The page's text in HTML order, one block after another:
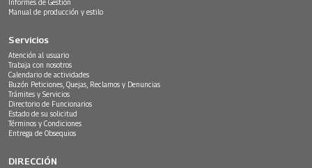
Informes de Gestión
Manual de producción y estilo
Servicios
Atención al usuario
Trabaja con nosotros
Calendario de actividades
Buzón Peticiones, Quejas, Reclamos y Denuncias
Trámites y Servicios
Directorio de Funcionarios
Estado de su solicitud
Términos y Condiciones
Entrega de Obsequios
DIRECCIÓN